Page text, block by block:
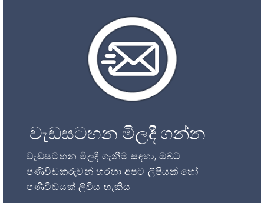
වැඩසටහන මිලදී ගන්න
වැඩසටහන මිලදී ගැනීම සඳහා, ඔබට
පණිවිඩකරුවන් හරහා අපට ලිපියක් හෝ
පණිවිඩයක් ලිවිය හැකිය